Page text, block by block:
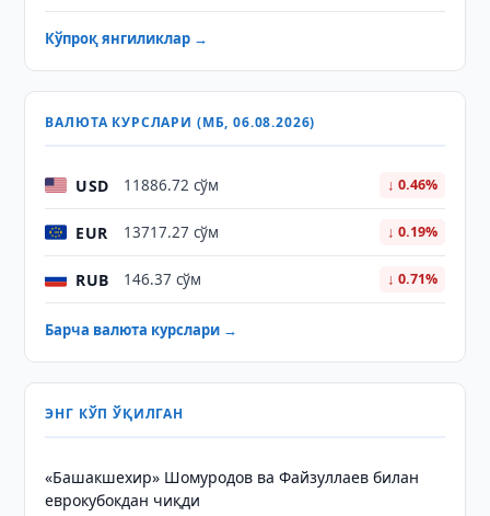
Кўпроқ янгиликлар →
ВАЛЮТА КУРСЛАРИ (МБ, 06.08.2026)
USD 11886.72 сўм ↓ 0.46%
EUR 13717.27 сўм ↓ 0.19%
RUB 146.37 сўм ↓ 0.71%
Барча валюта курслари →
ЭНГ КЎП ЎҚИЛГАН
«Башакшехир» Шомуродов ва Файзуллаев билан
еврокубокдан чиқди